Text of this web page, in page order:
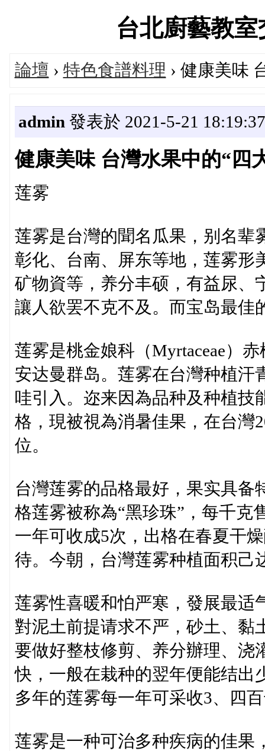
台北廚藝教
論壇 › 特色食譜料理 › 健康美味
admin 發表於 2021-5-21 18:19:37
健康美味 台灣水果中的“四
莲雾
莲雾是台灣的聞名瓜果，别名辈
彰化、台南、屏东等地，莲雾形
矿物資等，养分丰硕，有益尿、
讓人欲罢不克不及。而宝岛最
莲雾是桃金娘科（Myrtaceae）
安达曼群岛。莲雾在台灣种植汗
哇引入。迩来因為品种及种植技
格，現被視為消暑佳果，在台灣
位。
台灣莲雾的品格最好，果实具备
格莲雾被称為“黑珍珠”，每千克
一年可收成5次，出格在春夏干
待。今朝，台灣莲雾种植面积己
莲雾性喜暖和怕严寒，發展最
對泥土前提请求不严，砂土、黏
要做好整枝修剪、养分辦理、浇
快，一般在栽种的翌年便能结出
多年的莲雾每一年可采收3、四
莲雾是一种可治多种疾病的佳果